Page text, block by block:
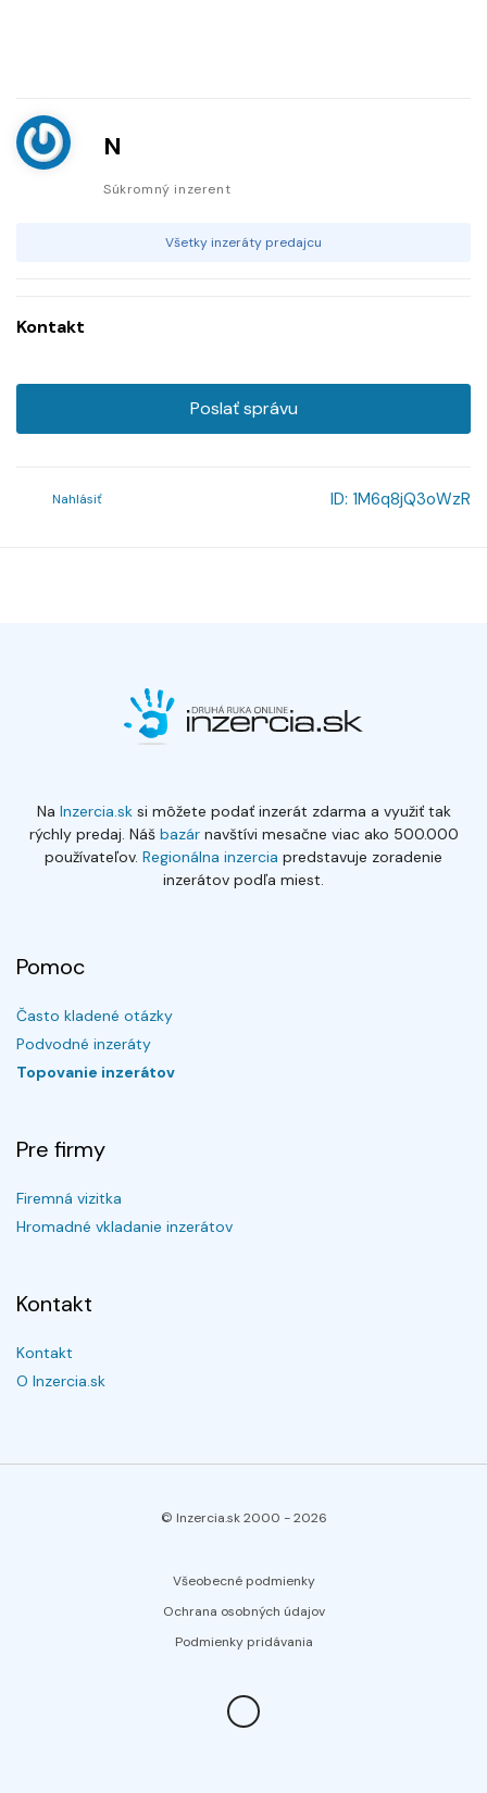
N
Súkromný inzerent
Všetky inzeráty predajcu
Kontakt
Poslať správu
Nahlásiť ID: 1M6q8jQ3oWzR
Na Inzercia.sksi môžete podať inzerát zdarma a využiť tak
rýchly predaj. Náš bazárnavštívi mesačne viac ako 500.000
používateľov. Regionálna inzercia predstavuje zoradenie
inzerátov podľa miest.
Pomoc
Často kladené otázky
Podvodné inzeráty
Topovanie inzerátov
Pre firmy
Firemná vizitka
Hromadné vkladanie inzerátov
Kontakt
Kontakt
O Inzercia.sk
© Inzercia.sk 2000 -2026
Všeobecné podmienky
Ochrana osobných údajov
Podmienky pridávania